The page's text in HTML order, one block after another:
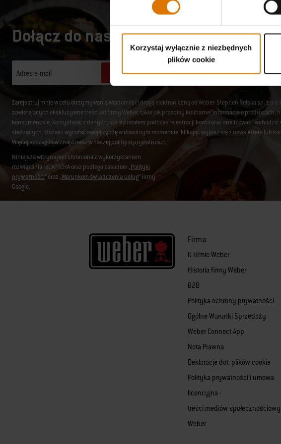
Korzystaj wyłącznie z niezbędnych
plików cookie
Dołącz do naszej społeczności
świeżym
Adres e-mail Zapisz się
Zarejestruj mnie w celu otrzymywania wiadomości drogą elektroniczną od Weber-Stephen Polska sp. z
zawierających ekskluzywne treści od firmy Weber, takie jak przepisy kulinarne, informacje o produktach,
konsumenckie, korzystając z danych, które podałem podczas rejestracji konta oraz analizować i
śledzących. Możesz wycofać swoją zgodę w dowolnym momencie, klikającwypisz się z newslettera lub
Więcej szczegółów znajdziesz w naszej polityce prywatności.
Niniejsza witryna jest chroniona z wykorzystaniem
rozwiązania reCAPTCHA oraz podlega zasadom „Polityki
prywatności” oraz „Warunkom świadczenia usług” firmy
Google.
Firma
O firmie Weber
Historia firmy Weber
B2B
Polityka ochrony prywatności
Ogólne Warunki Sprzedaży
Weber Connect App
Nota Prawna
Deklaracje dot. plików cookie
Polityka prywatności i umowa
licencyjna -
treści mediów
Weber